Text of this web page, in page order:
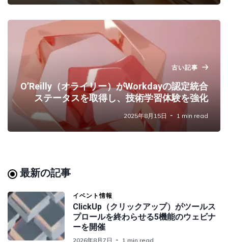
古い記事
O’Reilly（オライリー）がWorkdayの認定統合
ステータスを取得し、技術学習体験を強化
2025年8月15日 1 min read
最新の記事
イベント情報
ClickUp（クリックアップ）がツールス
プロールを終わらせる5機能のウェビナ
ーを開催
2026年8月7日 1 min read